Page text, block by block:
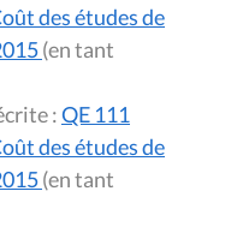
des études de
(en tant
Question écrite :QE 111
des études de
(en tant